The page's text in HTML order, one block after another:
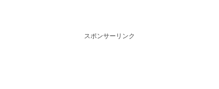
スポンサーリンク